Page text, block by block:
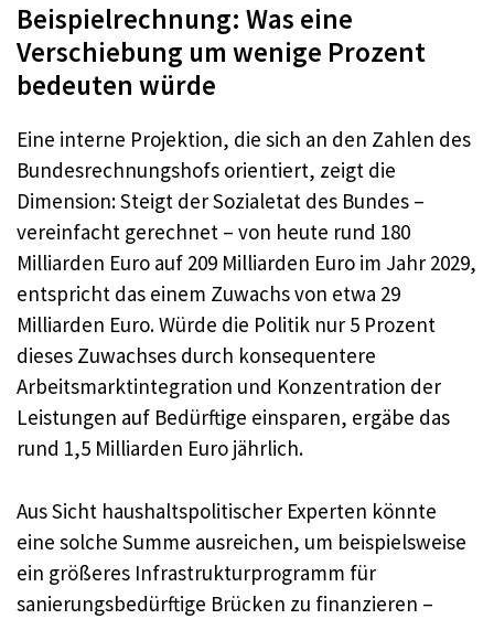
Beispielrechnung: Was eine
Verschiebung um wenige Prozent
bedeuten würde
Eine interne Projektion, die sich an den Zahlen des
Bundesrechnungshofs orientiert, zeigt die
Dimension: Steigt der Sozialetat des Bundes –
vereinfacht gerechnet – von heute rund 180
Milliarden Euro auf 209 Milliarden Euro im Jahr 2029,
entspricht das einem Zuwachs von etwa 29
Milliarden Euro. Würde die Politik nur 5 Prozent
dieses Zuwachses durch konsequentere
Arbeitsmarktintegration und Konzentration der
Leistungen auf Bedürftige einsparen, ergäbe das
rund 1,5 Milliarden Euro jährlich.
Aus Sicht haushaltspolitischer Experten könnte
eine solche Summe ausreichen, um beispielsweise
ein größeres Infrastrukturprogramm für
sanierungsbedürftige Brücken zu finanzieren –